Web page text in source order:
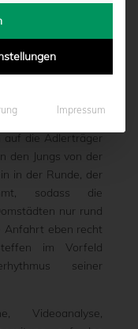
- 18:25
Drittliga-Spiel,
die Adlerträger
den Jungs von der
in der Runde, der
sodass die
nur rund
Anfahrt eben recht
im Vorfeld
seiner
Videoanalyse,
Impressum